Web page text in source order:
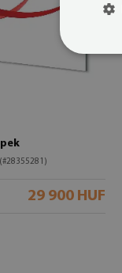
(#28355281)
29 900 HUF